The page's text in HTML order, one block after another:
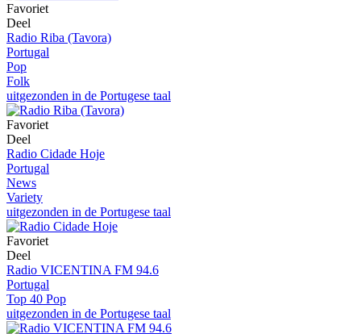
Favoriet
Deel
Radio Riba (Tavora)
Portugal
Pop
Folk
uitgezonden in de Portugese taal
Favoriet
Deel
Radio Cidade Hoje
Portugal
News
Variety
uitgezonden in de Portugese taal
Favoriet
Deel
Radio VICENTINA FM 94.6
Portugal
Top 40 Pop
uitgezonden in de Portugese taal